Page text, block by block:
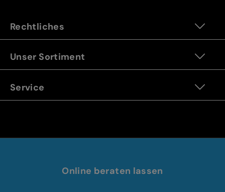
Rechtliches
Unser Sortiment
Service
Online beraten lassen